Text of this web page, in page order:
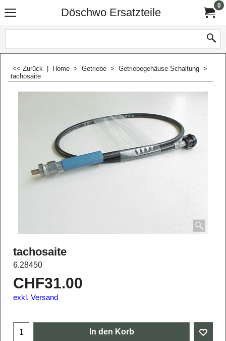
Döschwo Ersatzteile
0
<< Zurück Home > Getriebe > Getriebegehäuse Schaltung >
tachosaite
tachosaite
6.28450
CHF31.00
exkl. Versand
In den Korb